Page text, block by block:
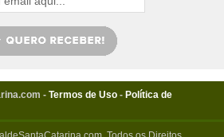
- Termos de Uso - Política de